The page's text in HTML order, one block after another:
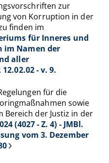
zur
von Korruption in der
finden im
für Inneres und
im Namen der
aller
- v. 9.
für die
sowie
Bereich der Justiz in der
(4027 - Z. 4) - JMBl.
vom 3. Dezember